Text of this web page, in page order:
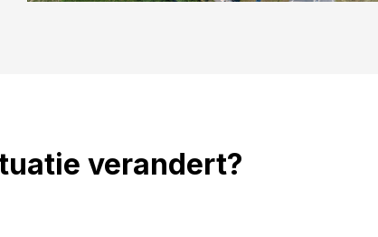
verandert?Verhuizen